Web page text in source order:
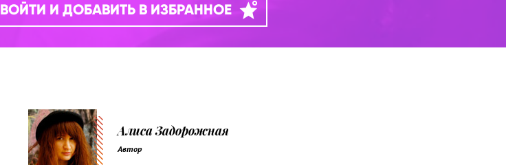
ВОЙТИ И ДОБАВИТЬ В ИЗБРАННОЕ
Алиса Задорожная
Автор